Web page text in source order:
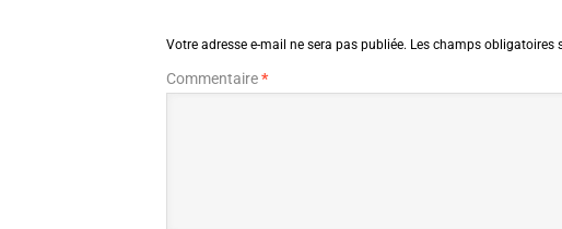
Votre adresse e-mail ne sera pas publiée. Les champs obligatoires
Commentaire*